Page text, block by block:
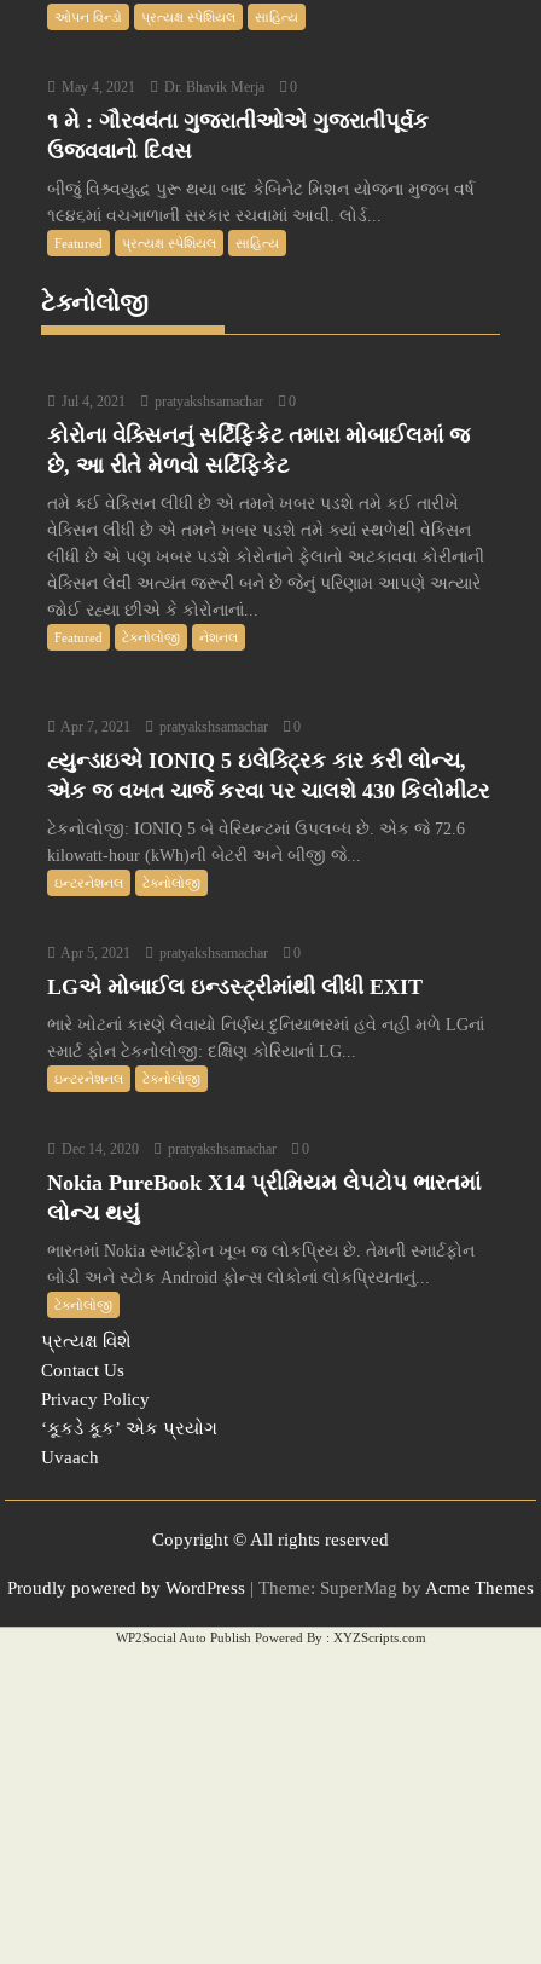
ઓપન વિન્ડો પ્રત્યક્ષ સ્પેશિયલ સાહિત્ય
May 4, 2021 Dr. Bhavik Merja 0
૧ મે : ગૌરવવંતા ગુજરાતીઓએ ગુજરાતીપૂર્વક
ઉજવવાનો દિવસ
બીજું વિશ્ર્વયુદ્ધ પુરૂ થયા બાદ કેબિનેટ મિશન યોજના મુજબ વર્ષ
૧૯૪૬માં વચગાળાની સરકાર રચવામાં આવી. લોર્ડ...
Featured પ્રત્યક્ષ સ્પેશિયલ સાહિત્ય
ટેક્નોલોજી
Jul 4, 2021 pratyakshsamachar 0
કોરોના વેક્સિનનું સર્ટિફિકેટ તમારા મોબાઈલમાં જ
છે, આ રીતે મેળવો સર્ટિફિકેટ
તમે કઈ વેક્સિન લીધી છે એ તમને ખબર પડશે તમે કઈ તારીખે
વેક્સિન લીધી છે એ તમને ખબર પડશે તમે ક્યાં સ્થળેથી વેક્સિન
લીધી છે એ પણ ખબર પડશે કોરોનાને ફેલાતો અટકાવવા કોરીનાની
વેક્સિન લેવી અત્યંત જરૂરી બને છે જેનું પરિણામ આપણે અત્યારે
જોઈ રહ્યા છીએ કે કોરોનાનાં...
Featured ટેક્નોલોજી નેશનલ
Apr 7, 2021 pratyakshsamachar 0
હ્યુન્ડાઇએ IONIQ 5 ઇલેક્ટ્રિક કાર કરી લોન્ચ,
એક જ વખત ચાર્જ કરવા પર ચાલશે 430 કિલોમીટર
ટેકનોલોજી: IONIQ 5 બે વેરિયન્ટમાં ઉપલબ્ધ છે. એક જે 72.6
kilowatt-hour (kWh)ની બેટરી અને બીજી જે...
ઇન્ટરનેશનલ ટેક્નોલોજી
Apr 5, 2021 pratyakshsamachar 0
LGએ મોબાઈલ ઇન્ડસ્ટ્રીમાંથી લીધી EXIT
ભારે ખોટનાં કારણે લેવાયો નિર્ણય દુનિયાભરમાં હવે નહીં મળે LGનાં
સ્માર્ટ ફોન ટેકનોલોજી: દક્ષિણ કોરિયાનાં LG...
ઇન્ટરનેશનલ ટેક્નોલોજી
Dec 14, 2020 pratyakshsamachar 0
Nokia PureBook X14 પ્રીમિયમ લેપટોપ ભારતમાં
લોન્ચ થયું
ભારતમાં Nokia સ્માર્ટફોન ખૂબ જ લોકપ્રિય છે. તેમની સ્માર્ટફોન
બોડી અને સ્ટોક Android ફોન્સ લોકોનાં લોકપ્રિયતાનું...
ટેક્નોલોજી
પ્રત્યક્ષ વિશે
Contact Us
Privacy Policy
‘કૂકડે કૂક’ એક પ્રયોગ
Uvaach
Copyright © All rights reserved
Proudly powered by WordPress | Theme: SuperMag by Acme Themes
WP2Social Auto Publish Powered By : XYZScripts.com